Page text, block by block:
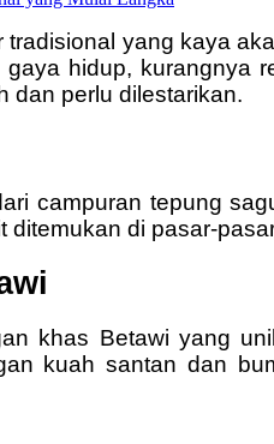
yang kaya
gaya hidup,
dan perlu dilestarikan.
campuran tepung
di pasar-
khas Betawi yang
kuah santan dan